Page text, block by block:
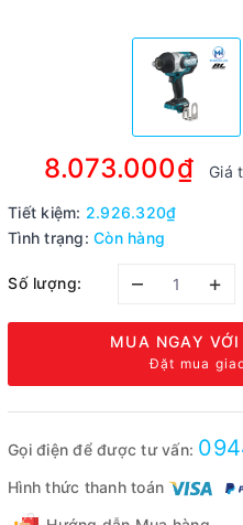
8.073.000₫ Giá
Tiết kiệm: 2.926.320₫
Tình trạng: Còn hàng
Số lượng: – +
MUA NGAY VỚI
Đặt mua
Gọi điện để được tư vấn:
Hình thức thanh toán